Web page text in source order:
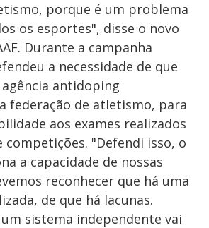
porque é um problema
os esportes", disse o novo
Durante a campanha
a necessidade de que
antidoping
federação de atletismo, para
aos exames realizados
"Defendi isso, o
a capacidade de nossas
reconhecer que há uma
de que há lacunas.
sistema independente vai